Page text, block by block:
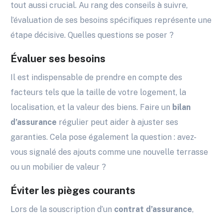
tout aussi crucial. Au rang des conseils à suivre,
l’évaluation de ses besoins spécifiques représente une
étape décisive. Quelles questions se poser ?
Évaluer ses besoins
Il est indispensable de prendre en compte des
facteurs tels que la taille de votre logement, la
localisation, et la valeur des biens. Faire un bilan
d’assurance régulier peut aider à ajuster ses
garanties. Cela pose également la question : avez-
vous signalé des ajouts comme une nouvelle terrasse
ou un mobilier de valeur ?
Éviter les pièges courants
Lors de la souscription d’un contrat d’assurance,